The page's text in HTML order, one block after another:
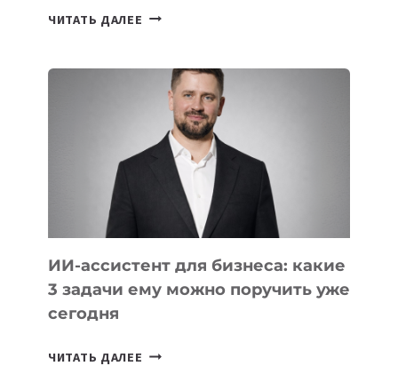
ЧИТАТЬ ДАЛЕЕ 10
КОМПАНИЯХ
ЦЕНТРАЛЬНОЙ
АЗИИ
КАВКАЗА
ИИ-ассистент для бизнеса: какие
3 задачи ему можно поручить уже
сегодня
ЧИТАТЬ ДАЛЕЕ ИИ-